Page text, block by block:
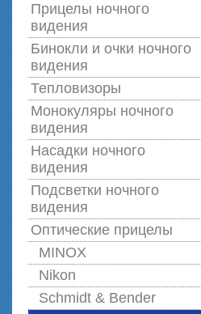
Прицелы ночного
видения
Бинокли и очки ночного
видения
Тепловизоры
Монокуляры ночного
видения
Насадки ночного
видения
Подсветки ночного
видения
Оптические прицелы
MINOX
Nikon
Schmidt & Bender